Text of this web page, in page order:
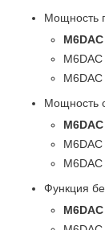
Мощность
Мощность
Функция